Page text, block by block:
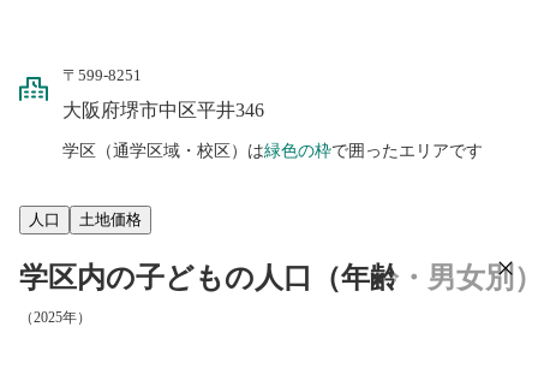
〒599-8251
大阪府堺市中区平井346
学区（通学区域・校区）は緑色の枠で囲ったエリアです
人口 土地価格
学区内の子どもの人口（年齢・男女別
（2025年）